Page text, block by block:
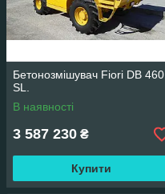
Бетонозмішувач Fiori DB 460
SL.
В наявності
3 587 230 ₴
Купити